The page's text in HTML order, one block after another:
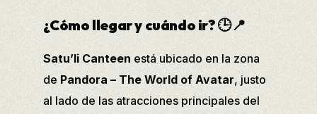
¿Cómo llegar y cuándo ir?🕒📍
Satu’li Canteen está ubicado en la zona
de Pandora – The World of Avatar, justo
al lado de las atracciones principales del